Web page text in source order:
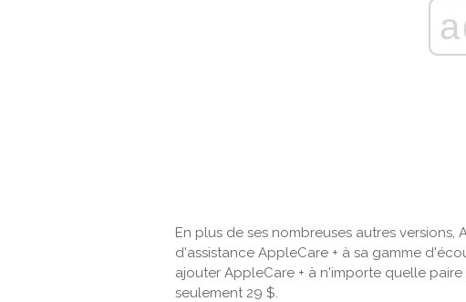
En plus de ses nombreuses autres
d'assistance AppleCare + à sa gamme
ajouter AppleCare + à n'importe quelle
seulement 29 $.